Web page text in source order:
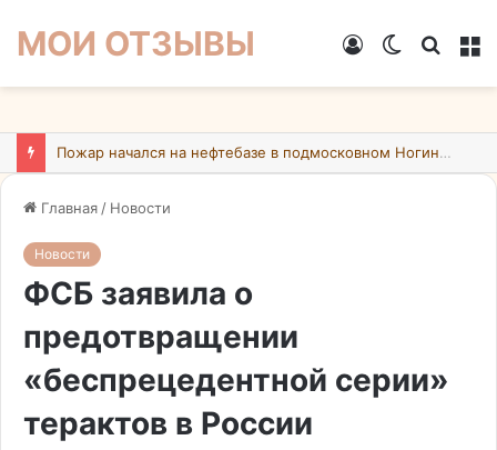
МОИ ОТЗЫВЫ
Switch
Войти
Пожар начался на нефтебазе в подмосковном Ногинске в результате атаки БПЛА ВСУ
Главная / Новости
Новости
ФСБ заявила о
предотвращении
«беспрецедентной серии»
терактов в России